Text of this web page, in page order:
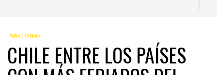
NACIONAL
CHILE ENTRE LOS PAÍSES